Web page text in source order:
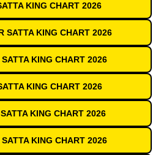
KING CHART 2026
SATTA KING CHART 2026
KING CHART 2026
KING CHART 2026
KING CHART 2026
KING CHART 2026